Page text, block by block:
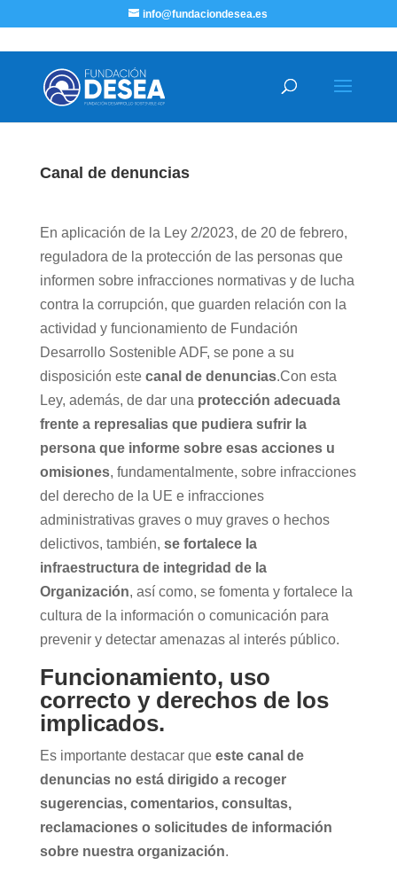
info@fundaciondesea.es
Canal de denuncias
En aplicación de la Ley 2/2023, de 20 de febrero,
reguladora de la protección de las personas que
informen sobre infracciones normativas y de lucha
contra la corrupción, que guarden relación con la
actividad y funcionamiento de Fundación
Desarrollo Sostenible ADF, se pone a su
disposición este canal de denuncias.Con esta
Ley, además, de dar una protección adecuada
frente a represalias que pudiera sufrir la
persona que informe sobre esas acciones u
omisiones, fundamentalmente, sobre infracciones
del derecho de la UE e infracciones
administrativas graves o muy graves o hechos
delictivos, también, se fortalece la
infraestructura de integridad de la
Organización, así como, se fomenta y fortalece la
cultura de la información o comunicación para
prevenir y detectar amenazas al interés público.
Funcionamiento, uso
correcto y derechos de los
implicados.
Es importante destacar que este canal de
denuncias no está dirigido a recoger
sugerencias, comentarios, consultas,
reclamaciones o solicitudes de información
sobre nuestra organización.